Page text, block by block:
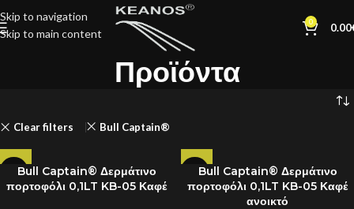
Skip to navigation
Skip to main content
0 0.00
Προϊόντα
Clear filters Bull Captain®
Bull Captain® Δερμάτινο
πορτοφόλι 0,1LT KB-05 Καφέ
Bull Captain® Δερμάτινο
πορτοφόλι 0,1LT KB-05 Καφέ
ανοικτό